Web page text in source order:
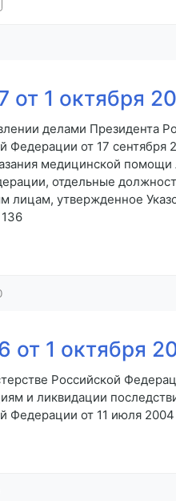
1 октября
делами Президента
Федерации от 17 сентября
медицинской
отдельные
лицам, утвержденное
1 октября
Российской
и ликвидации
Федерации от 11 июля